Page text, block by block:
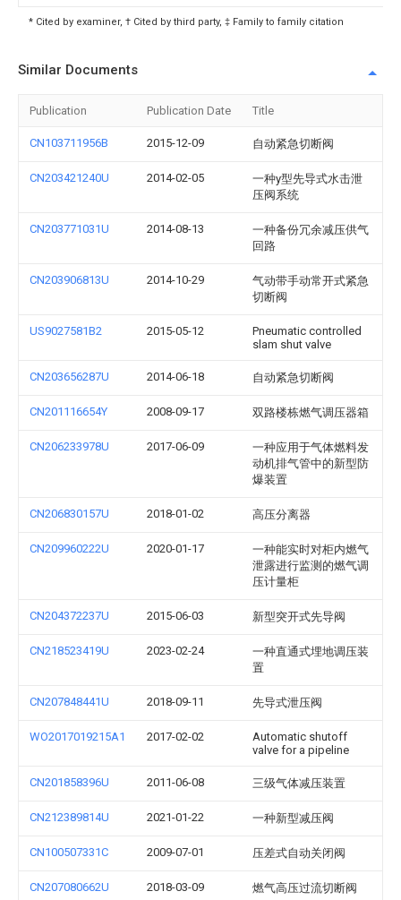
* Cited by examiner, † Cited by third party, ‡ Family to family citation
Similar Documents
Publication Publication Date Title
CN103711956B 2015-12-09 自动紧急切断阀
CN203421240U 2014-02-05
一种y型先导式水击泄
压阀系统
CN203771031U 2014-08-13
一种备份冗余减压供气
回路
CN203906813U 2014-10-29
气动带手动常开式紧急
切断阀
US9027581B2 2015-05-12
Pneumatic controlled
slam shut valve
CN203656287U 2014-06-18 自动紧急切断阀
CN201116654Y 2008-09-17 双路楼栋燃气调压器箱
CN206233978U 2017-06-09
一种应用于气体燃料发
动机排气管中的新型防
爆装置
CN206830157U 2018-01-02 高压分离器
CN209960222U 2020-01-17
一种能实时对柜内燃气
泄露进行监测的燃气调
压计量柜
CN204372237U 2015-06-03 新型突开式先导阀
CN218523419U 2023-02-24
一种直通式埋地调压装
置
CN207848441U 2018-09-11 先导式泄压阀
WO2017019215A1 2017-02-02
Automatic shutoff
valve for a pipeline
CN201858396U 2011-06-08 三级气体减压装置
CN212389814U 2021-01-22 一种新型减压阀
CN100507331C 2009-07-01 压差式自动关闭阀
CN207080662U 2018-03-09 燃气高压过流切断阀